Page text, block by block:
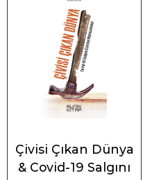
Çivisi Çıkan Dünya
& Covid-19 Salgını